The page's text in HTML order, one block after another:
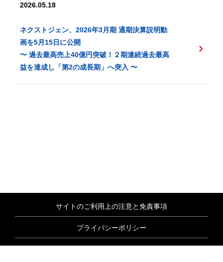
2026.05.18
ネクストジェン、2026年3月期 通期決算説明動
画を5月15日に公開
〜 過去最高売上40億円突破！２期連続過去最高
益を達成し「第2の成長期」へ突入 〜
サイトのご利用上の注意と免責事項
プライバシーポリシー